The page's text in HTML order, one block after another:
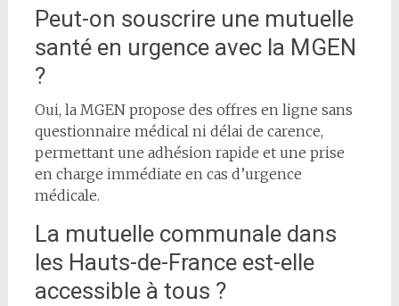
Peut-on souscrire une mutuelle
santé en urgence avec la MGEN
?
Oui, la MGEN propose des offres en ligne sans
questionnaire médical ni délai de carence,
permettant une adhésion rapide et une prise
en charge immédiate en cas d’urgence
médicale.
La mutuelle communale dans
les Hauts-de-France est-elle
accessible à tous ?